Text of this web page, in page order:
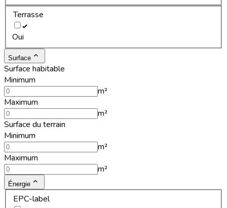
Terrasse
Oui
Surface
Surface habitable
Minimum
m²
Maximum
m²
Surface du terrain
Minimum
m²
Maximum
m²
Énergie
EPC-label